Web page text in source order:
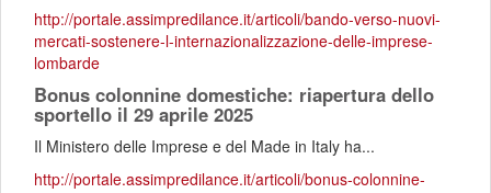
http://portale.assimpredilance.it/articoli/bando-verso-nuovi-
mercati-sostenere-l-internazionalizzazione-delle-imprese-
lombarde
Bonus colonnine domestiche: riapertura dello
sportello il 29 aprile 2025
Il Ministero delle Imprese e del Made in Italy ha...
http://portale.assimpredilance.it/articoli/bonus-colonnine-